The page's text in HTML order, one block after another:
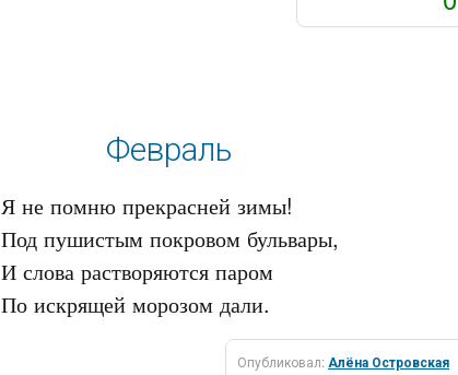
Февраль
Я не помню прекрасней зимы!
Под пушистым покровом бульвары,
И слова растворяются паром
Опубликовал:Алёна Островская